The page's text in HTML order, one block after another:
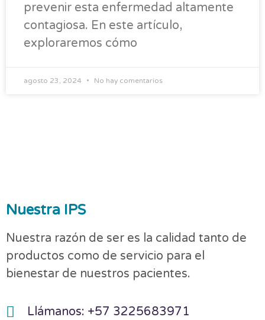
prevenir esta enfermedad altamente
contagiosa. En este artículo,
exploraremos cómo
agosto 23, 2024 No hay comentarios
Nuestra IPS
Nuestra razón de ser es la calidad tanto de
productos como de servicio para el
bienestar de nuestros pacientes.
Llámanos: +57 3225683971